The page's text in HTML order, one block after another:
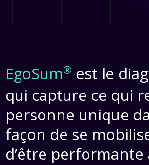
EgoSum® est le
qui capture ce qui
personne unique
façon de se
d’être performante